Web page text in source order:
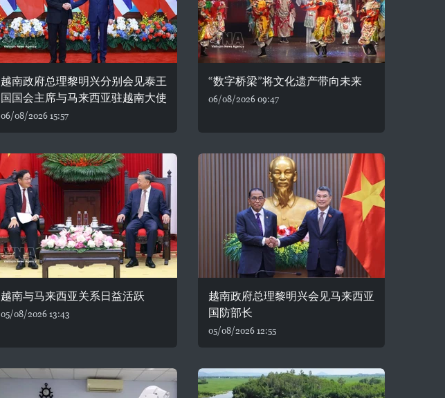
越南政府总理黎明兴分别会见泰王
国国会主席与马来西亚驻越南大使
06/08/2026 15:57
“数字桥梁”将文化遗产带向未来
06/08/2026 09:47
越南与马来西亚关系日益活跃
05/08/2026 13:43
越南政府总理黎明兴会见马来西亚
国防部长
05/08/2026 12:55